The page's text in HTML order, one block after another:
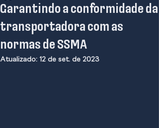
Garantindo a conformidade da
transportadora com as
normas de SSMA
Atualizado: 12 de set. de 2023